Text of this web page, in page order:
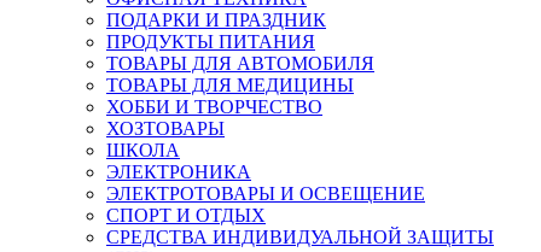
ПОДАРКИ И ПРАЗДНИК
ПРОДУКТЫ ПИТАНИЯ
ТОВАРЫ ДЛЯ АВТОМОБИЛЯ
ТОВАРЫ ДЛЯ МЕДИЦИНЫ
ХОББИ И ТВОРЧЕСТВО
ХОЗТОВАРЫ
ШКОЛА
ЭЛЕКТРОНИКА
ЭЛЕКТРОТОВАРЫ И ОСВЕЩЕНИЕ
СПОРТ И ОТДЫХ
СРЕДСТВА ИНДИВИДУАЛЬНОЙ ЗАЩИТЫ